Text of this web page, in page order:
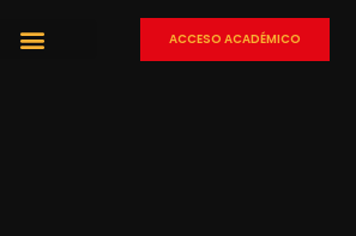
ACCESO ACADÉMICO